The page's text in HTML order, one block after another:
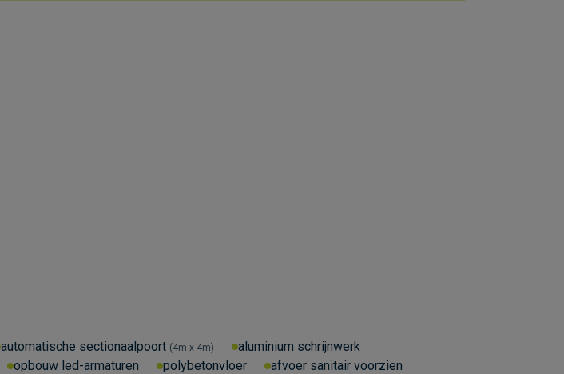
automatische sectionaalpoort 4m x 4m
aluminium schrijnwerk
opbouw led-armaturen polybetonvloer
afvoer sanitair voorzien